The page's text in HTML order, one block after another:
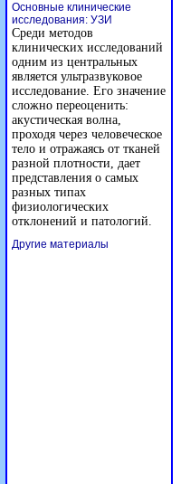
Основные клинические
исследования: УЗИ
Среди методов
клинических исследований
одним из центральных
является ультразвуковое
исследование. Его значение
сложно переоценить:
акустическая волна,
проходя через человеческое
тело и отражаясь от тканей
разной плотности, дает
представления о самых
разных типах
физиологических
отклонений и патологий.
Другие материалы